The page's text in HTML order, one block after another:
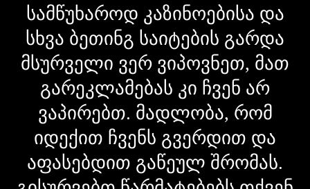
სამწუხაროდ კაზინოებისა და
სხვა ბეთინგ საიტების გარდა
მსურველი ვერ ვიპოვნეთ, მათ
გარეკლამებას კი ჩვენ არ
ვაპირებთ. მადლობა, რომ
იდექით ჩვენს გვერდით და
აფასებდით გაწეულ შრომას.